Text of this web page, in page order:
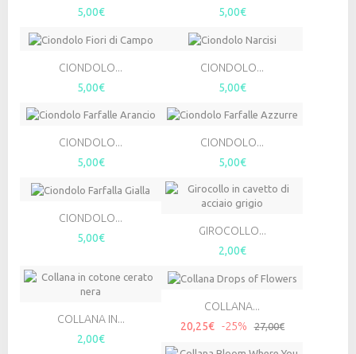
5,00€
5,00€
CIONDOLO...
5,00€
CIONDOLO...
5,00€
CIONDOLO...
5,00€
CIONDOLO...
5,00€
CIONDOLO...
5,00€
GIROCOLLO...
2,00€
COLLANA IN...
2,00€
COLLANA...
20,25€ -25% 27,00€